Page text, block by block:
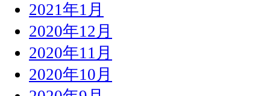
2021年1月
2020年12月
2020年11月
2020年10月